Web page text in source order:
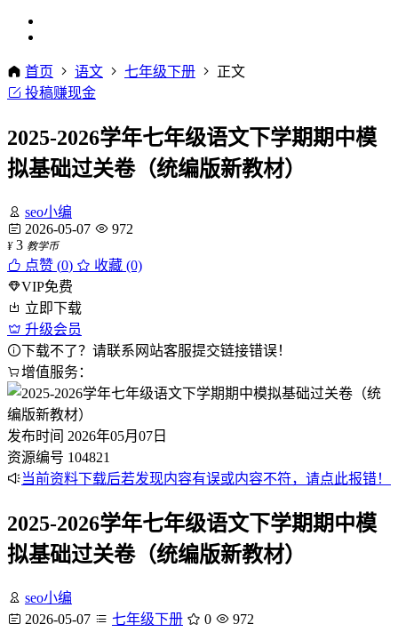
首页 语文 七年级下册
正文
投稿赚现金
2025-2026学年七年级语文下学期期中模
拟基础过关卷（统编版新教材）
seo小编
2026-05-07
972
¥ 3 教学币
点赞 (0)
收藏 (0)
VIP免费
立即下载
升级会员
下载不了？请联系网站客服提交链接错误！
增值服务：
发布时间 2026年05月07日
资源编号 104821
当前资料下载后若发现内容有误或内容不符，请点此报错！
2025-2026学年七年级语文下学期期中模
拟基础过关卷（统编版新教材）
seo小编
2026-05-07
七年级下册 0
972